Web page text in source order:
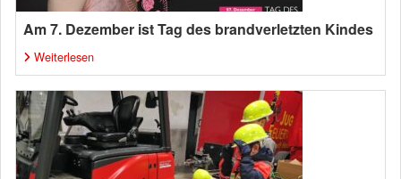
Am 7. Dezember ist Tag des brandverletzten Kindes
Weiterlesen